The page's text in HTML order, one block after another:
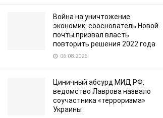
Война на уничтожение
экономик: сооснователь Новой
почты призвал власть
повторить решения 2022 года
06.08.2026
Циничный абсурд МИД РФ:
ведомство Лаврова назвало
соучастника «терроризма»
Украины